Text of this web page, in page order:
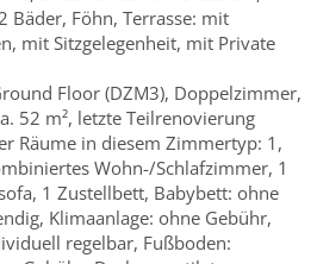
Bäder, Föhn, Terrasse: mit
mit Sitzgelegenheit, mit Private
Floor (DZM3), Doppelzimmer,
52 m², letzte Teilrenovierung
Räume in diesem Zimmertyp: 1,
Wohn-/Schlafzimmer, 1
1 Zustellbett, Babybett: ohne
Klimaanlage: ohne Gebühr,
regelbar, Fußboden: